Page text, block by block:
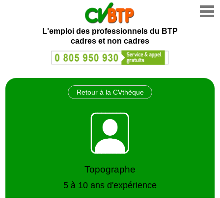
L'emploi des professionnels du BTP
cadres et non cadres
Retour à la CVthèque
Topographe
5 à 10 ans d'expérience